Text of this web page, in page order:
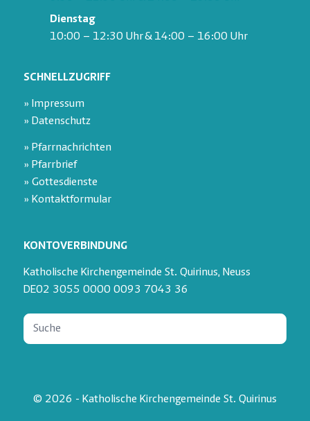
Dienstag
10:00 – 12:30 Uhr & 14:00 – 16:00 Uhr
SCHNELLZUGRIFF
» Impressum
» Datenschutz
» Pfarrnachrichten
» Pfarrbrief
» Gottesdienste
» Kontaktformular
KONTOVERBINDUNG
Katholische Kirchengemeinde St. Quirinus, Neuss
DE02 3055 0000 0093 7043 36
© 2026 - Katholische Kirchengemeinde St. Quirinus